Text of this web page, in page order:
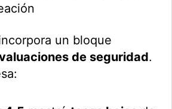
un bloque
de seguridad.